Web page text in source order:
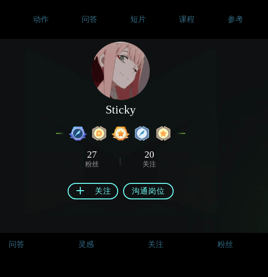
动作 问答 短片 课程 参考
Sticky
27
粉丝
20
关注
关注 沟通岗位
问答 灵感 关注 粉丝